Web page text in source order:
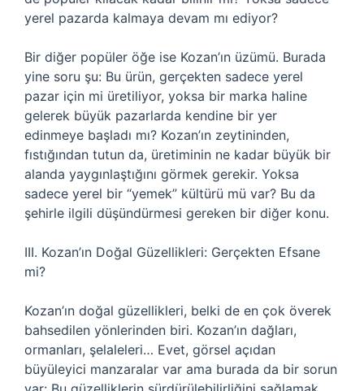
yerel pazarda kalmaya devam mı ediyor?
Bir diğer popüler öğe ise Kozan’ın üzümü. Burada
yine soru şu: Bu ürün, gerçekten sadece yerel
pazar için mi üretiliyor, yoksa bir marka haline
gelerek büyük pazarlarda kendine bir yer
edinmeye başladı mı? Kozan’ın zeytininden,
fıstığından tutun da, üretiminin ne kadar büyük bir
alanda yaygınlaştığını görmek gerekir. Yoksa
sadece yerel bir “yemek” kültürü mü var? Bu da
şehirle ilgili düşündürmesi gereken bir diğer konu.
III. Kozan’ın Doğal Güzellikleri: Gerçekten Efsane
mi?
Kozan’ın doğal güzellikleri, belki de en çok överek
bahsedilen yönlerinden biri. Kozan’ın dağları,
ormanları, şelaleleri… Evet, görsel açıdan
büyüleyici manzaralar var ama burada da bir sorun